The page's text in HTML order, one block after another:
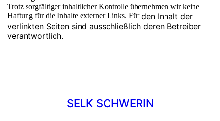
Trotz sorgfältiger inhaltlicher Kontrolle übernehmen wir keine
Haftung für die Inhalte externer Links. Fürden Inhalt der
verlinkten Seiten sind ausschließlich deren Betreiber
verantwortlich.
SELK SCHWERIN